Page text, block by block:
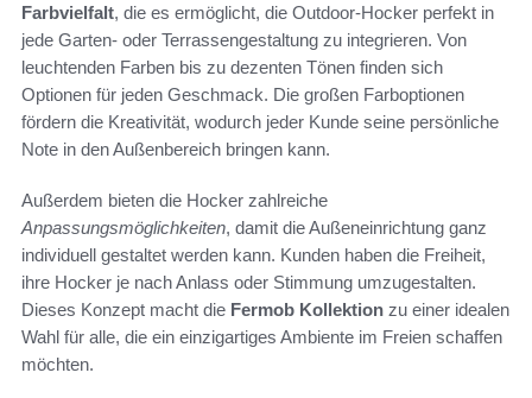
Farbvielfalt, die es ermöglicht, die Outdoor-Hocker perfekt in
jede Garten- oder Terrassengestaltung zu integrieren. Von
leuchtenden Farben bis zu dezenten Tönen finden sich
Optionen für jeden Geschmack. Die großen Farboptionen
fördern die Kreativität, wodurch jeder Kunde seine persönliche
Note in den Außenbereich bringen kann.
Außerdem bieten die Hocker zahlreiche
Anpassungsmöglichkeiten, damit die Außeneinrichtung ganz
individuell gestaltet werden kann. Kunden haben die Freiheit,
ihre Hocker je nach Anlass oder Stimmung umzugestalten.
Dieses Konzept macht die Fermob Kollektion zu einer idealen
Wahl für alle, die ein einzigartiges Ambiente im Freien schaffen
möchten.